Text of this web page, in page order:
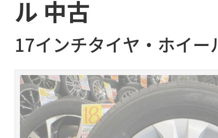
ル 中古
17インチタイヤ・ホイー